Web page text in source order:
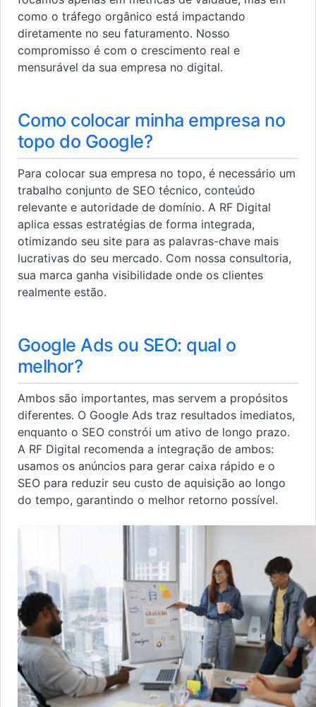
como o tráfego orgânico está impactando
diretamente no seu faturamento. Nosso
compromisso é com o crescimento real e
mensurável da sua empresa no digital.
Como colocar minha empresa no
topo do Google?
Para colocar sua empresa no topo, é necessário um
trabalho conjunto de SEO técnico, conteúdo
relevante e autoridade de domínio. A RF Digital
aplica essas estratégias de forma integrada,
otimizando seu site para as palavras-chave mais
lucrativas do seu mercado. Com nossa consultoria,
sua marca ganha visibilidade onde os clientes
realmente estão.
Google Ads ou SEO: qual o
melhor?
Ambos são importantes, mas servem a propósitos
diferentes. O Google Ads traz resultados imediatos,
enquanto o SEO constrói um ativo de longo prazo.
A RF Digital recomenda a integração de ambos:
usamos os anúncios para gerar caixa rápido e o
SEO para reduzir seu custo de aquisição ao longo
do tempo, garantindo o melhor retorno possível.